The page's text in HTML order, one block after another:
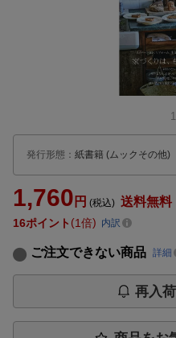
1
発行形態 ： 紙書籍 (ムックその他)
1,760 円 (税込) 送料無料
16ポイント 1倍 内訳
ご注文できない商品 詳細
再入